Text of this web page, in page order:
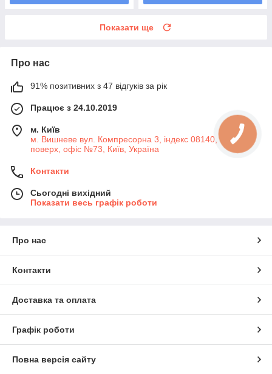
Показати ще
Про нас
91% позитивних з 47 відгуків за рік
Працює з 24.10.2019
м. Київ
м. Вишневе вул. Компресорна 3, індекс 08140, 7-й
поверх, офіс №73, Київ, Україна
Контакти
Сьогодні вихідний
Показати весь графік роботи
Про нас
Контакти
Доставка та оплата
Графік роботи
Повна версія сайту